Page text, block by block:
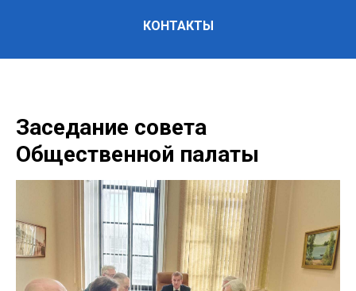
КОНТАКТЫ
Заседание совета
Общественной палаты